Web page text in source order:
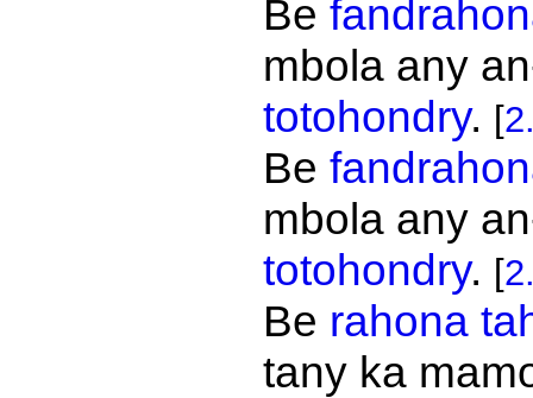
Be
mbola any
totohondry. [
Be
mbola any
totohondry. [
Be rahona
tany ka